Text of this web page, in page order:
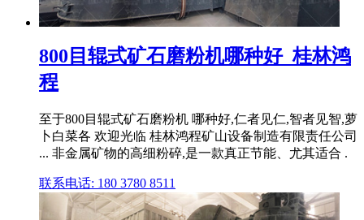
800目辊式矿石磨粉机哪种好_桂林鸿
程
至于800目辊式矿石磨粉机 哪种好,仁者见仁,智者见智,萝
卜白菜各 欢迎光临 桂林鸿程矿山设备制造有限责任公司
... 非金属矿物的高细粉碎,是一款真正节能、尤其适合 .
联系电话: 180 3780 8511